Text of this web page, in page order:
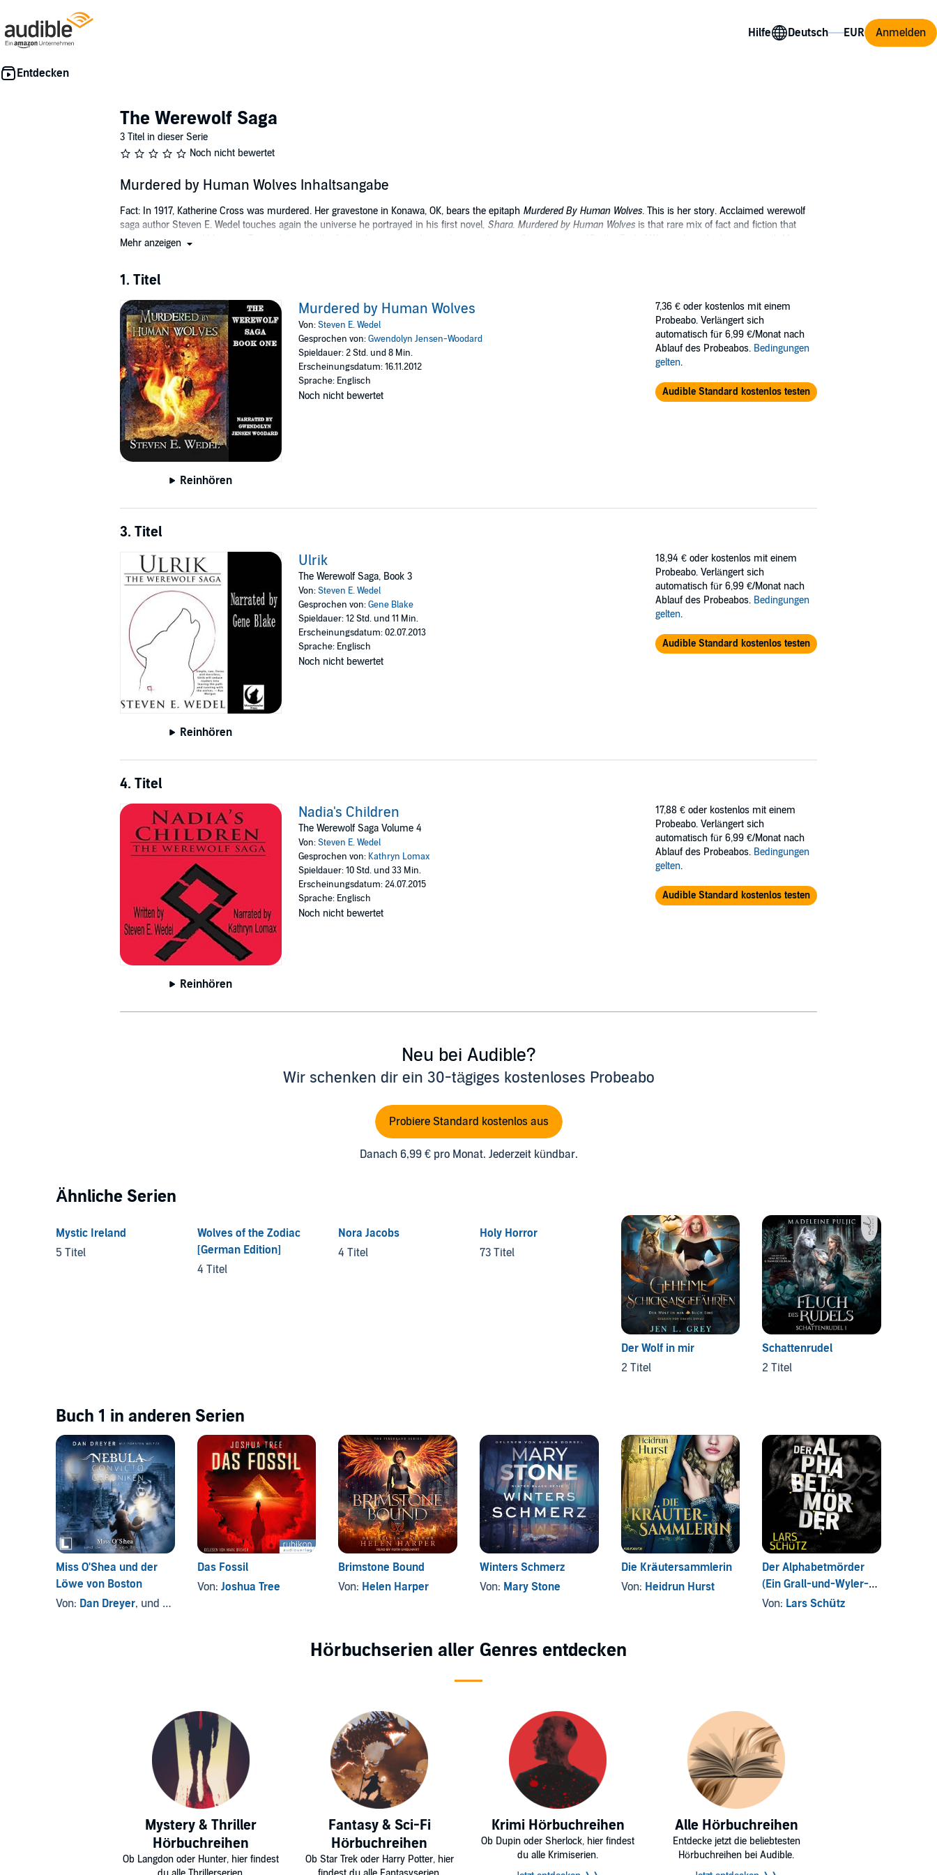
Hilfe Anmelden
The Werewolf Saga
3 Titel in dieser Serie
Noch nicht bewertet
Murdered by Human Wolves Inhaltsangabe
Fact: In 1917, Katherine Cross was murdered. Her gravestone in Konawa, OK, bears the epitaph Murdered By Human Wolves. This is her story. Acclaimed werewolf
saga author Steven E. Wedel touches again the universe he portrayed in his first novel, Shara. Murdered by Human Wolves is that rare mix of fact and fiction that
brings out an incredible story. Teamed up with the fictional account in this exclusive volume is Steven's essay "On the Trail of Werewolves: An Interview with Mary
©2004, 2008, 2012 Steven E. Wedel (P)2012 Steven E. Wedel
Mehr anzeigen
1. Titel
Reinhören
Murdered by Human Wolves
Von:Steven E. Wedel
Gesprochen von:Gwendolyn Jensen-Woodard
Spieldauer: 2 Std. und 8 Min.
Erscheinungsdatum: 16.11.2012
Sprache: Englisch
Noch nicht bewertet
7,36 € oder kostenlos mit einem
Probeabo. Verlängert sich
automatisch für 6,99 €/Monat nach
Ablauf des Probeabos. Bedingungen
gelten.
Audible Standard kostenlos testen
3. Titel
Reinhören
Ulrik
The Werewolf Saga, Book 3
Von:Steven E. Wedel
Gesprochen von:Gene Blake
Spieldauer: 12 Std. und 11 Min.
Erscheinungsdatum: 02.07.2013
Sprache: Englisch
Noch nicht bewertet
18,94 € oder kostenlos mit einem
Probeabo. Verlängert sich
automatisch für 6,99 €/Monat nach
Ablauf des Probeabos. Bedingungen
gelten.
Audible Standard kostenlos testen
4. Titel
Reinhören
Nadia's Children
The Werewolf Saga Volume 4
Von:Steven E. Wedel
Gesprochen von: Kathryn Lomax
Spieldauer: 10 Std. und 33 Min.
Erscheinungsdatum: 24.07.2015
Sprache: Englisch
Noch nicht bewertet
17,88 € oder kostenlos mit einem
Probeabo. Verlängert sich
automatisch für 6,99 €/Monat nach
Ablauf des Probeabos. Bedingungen
gelten.
Audible Standard kostenlos testen
Neu bei Audible?
Wir schenken dir ein 30-tägiges kostenloses Probeabo
Probiere Standard kostenlos aus
Danach 6,99 € pro Monat. Jederzeit kündbar.
Ähnliche Serien
Mystic Ireland
5 Titel
Wolves of the Zodiac
[German Edition]
4 Titel
Nora Jacobs
4 Titel
Holy Horror
73 Titel
Der Wolf in mir
2 Titel
Schattenrudel
2 Titel
Buch 1 in anderen Serien
Miss O'Shea und der
Löwe von Boston
Von: Dan Dreyer, und andere
Das Fossil
Von: Joshua Tree
Brimstone Bound
Von: Helen Harper
Winters Schmerz
Von: Mary Stone
Die Kräutersammlerin
Von: Heidrun Hurst
Der Alphabetmörder
(Ein Grall-und-Wyler-
Thriller 1)
Von: Lars Schütz
Hörbuchserien aller Genres entdecken
Mystery & Thriller
Hörbuchreihen
Ob Langdon oder Hunter, hier findest
Fantasy & Sci-Fi
Hörbuchreihen
Ob Star Trek oder Harry Potter, hier
Krimi Hörbuchreihen
Ob Dupin oder Sherlock, hier findest
du alle Krimiserien.
Alle Hörbuchreihen
Entdecke jetzt die beliebtesten
Hörbuchreihen bei Audible.